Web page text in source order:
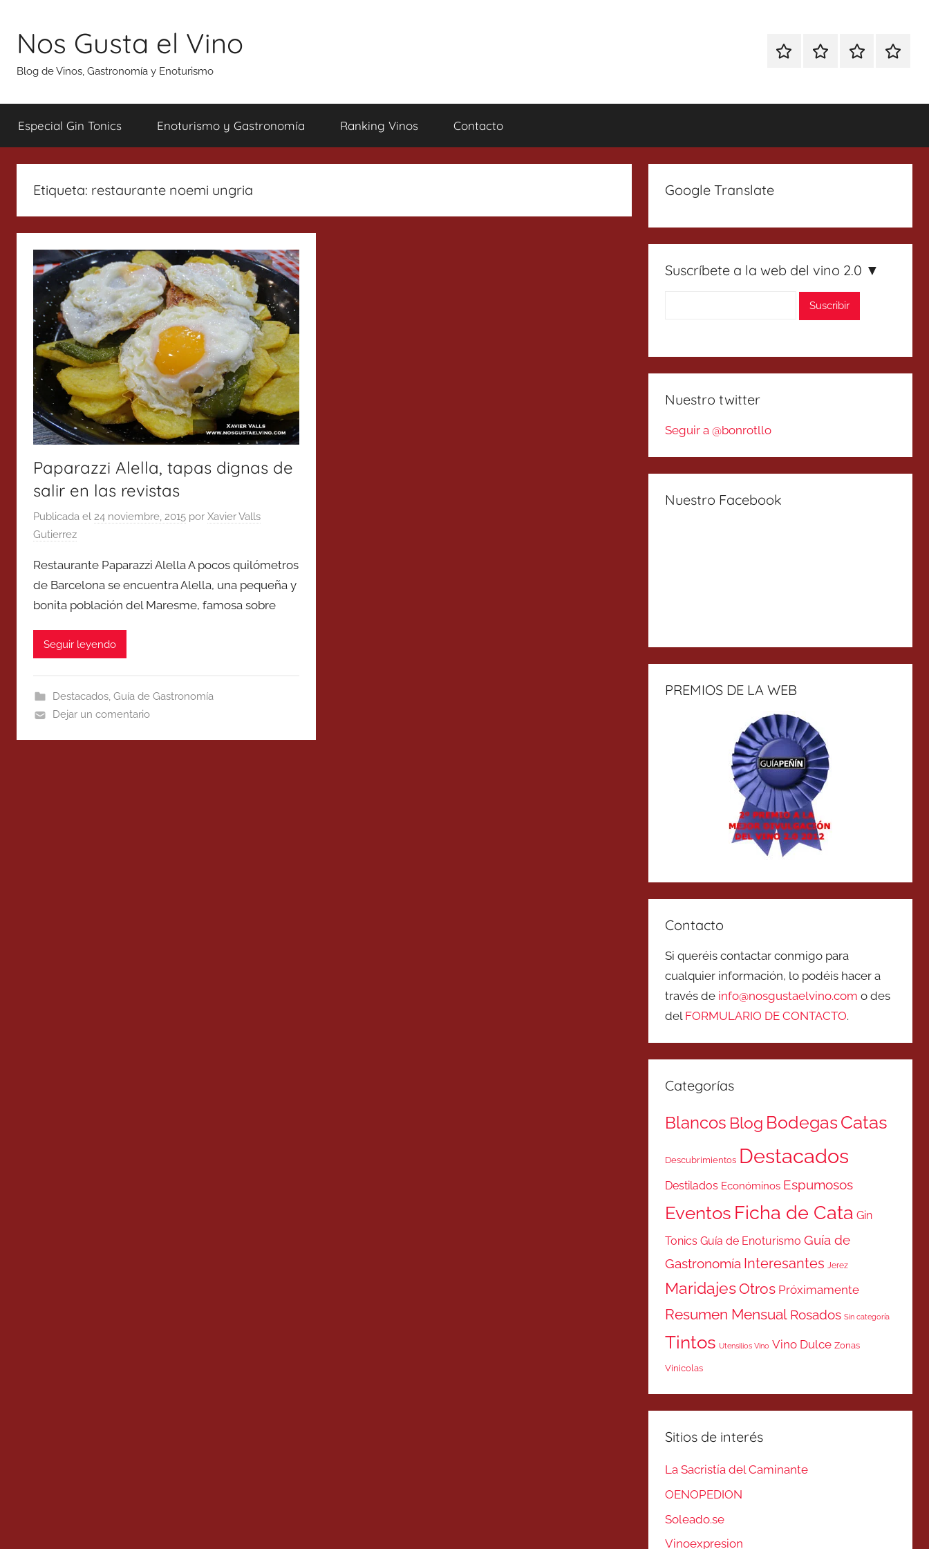
contenido
Nos Gusta el Vino
Blog de Vinos, Gastronomía y Enoturismo
EspecialEnoturismoRanking
Especial Gin Tonics Enoturismo y Gastronomía Ranking Vinos Contacto
Etiqueta: restaurante noemi ungria
Paparazzi Alella, tapas dignas de
salir en las revistas
Publicada el 24 noviembre, 2015 por Xavier Valls
Gutierrez
Restaurante Paparazzi Alella A pocos quilómetros
de Barcelona se encuentra Alella, una pequeña y
bonita población del Maresme, famosa sobre
Seguir leyendo
Destacados, Guía de Gastronomía
Dejar un comentario
Google Translate
Suscríbete a la web del vino 2.0 ▼
Nuestro twitter
Seguir a @bonrotllo
Nuestro Facebook
PREMIOS DE LA WEB
Contacto
Si queréis contactar conmigo para
cualquier información, lo podéis hacer a
través de info@nosgustaelvino.com o des
del FORMULARIO DE CONTACTO.
Categorías
Blancos Blog BodegasCatas
Descubrimientos Destacados
Destilados Económinos Espumosos
Eventos Ficha de Cata Gin
Tonics Guía de Enoturismo Guía de
Gastronomía Interesantes Jerez
MaridajesOtros Próximamente
Resumen Mensual Rosados Sin categoría
Tintos Utensilios Vino Vino Dulce Zonas
Vinicolas
Sitios de interés
La Sacristía del Caminante
OENOPEDION
Soleado.se
Vinoexpresion